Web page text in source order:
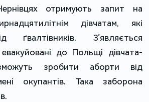
отримують запит на
дівчатам, які
ґвалтівників. З’являється
до Польщі дівчата-
зробити аборти від
окупантів. Така заборона